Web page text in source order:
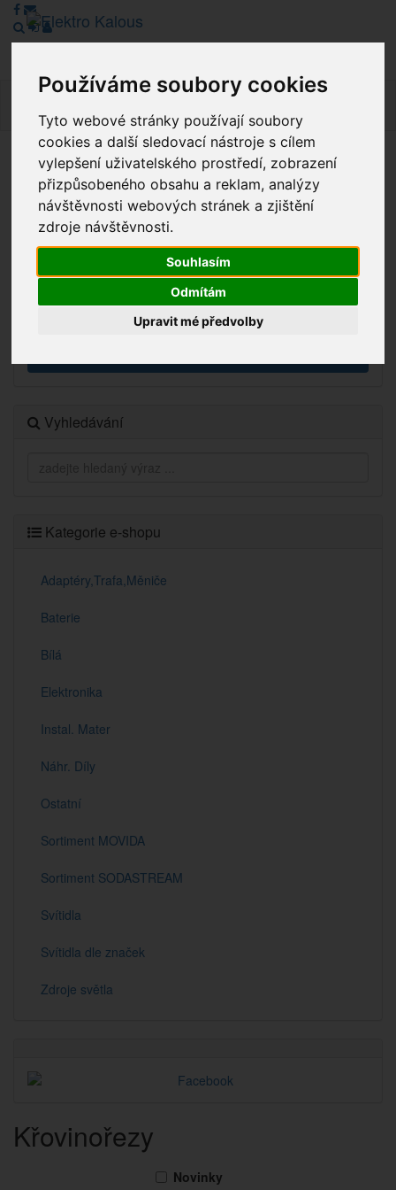
Používáme soubory cookies
Tyto webové stránky používají soubory
cookies a další sledovací nástroje s cílem
vylepšení uživatelského prostředí, zobrazení
přizpůsobeného obsahu a reklam, analýzy
návštěvnosti webových stránek a zjištění
zdroje návštěvnosti.
Souhlasím
Odmítám
Upravit mé předvolby
Vážení zákazníci, v tuto chvíli je Náš internetový obchod v
režimu Katalogu. Objednávky on-line nyní nelze vyřídit.
Děkujeme za pochopení.
Výprodej
Vyhledávání
Kategorie e-shopu
Adaptéry,Trafa,Měniče
Baterie
Bílá
Elektronika
Instal. Mater
Náhr. Díly
Ostatní
Sortiment MOVIDA
Sortiment SODASTREAM
Svítidla
Svítidla dle značek
Zdroje světla
Křovinořezy
Novinky